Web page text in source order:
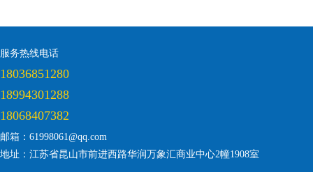
服务热线电话
18036851280
18994301288
18068407382
邮箱：61998061@qq.com
地址：江苏省昆山市前进西路华润万象汇商业中心2幢1908室